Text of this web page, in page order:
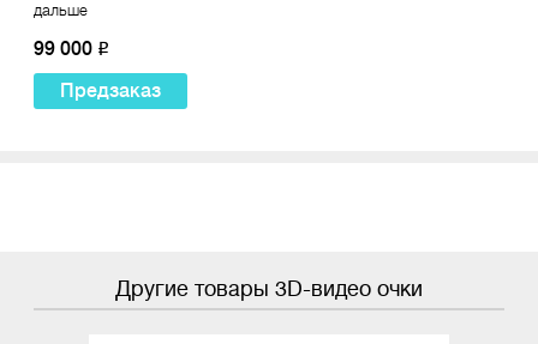
дальше
99 000 o
Предзаказ
Другие товары 3D-видео очки